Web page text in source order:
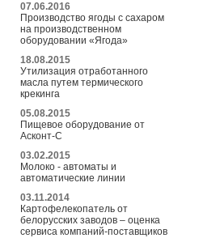
07.06.2016
Производство ягоды с сахаром
на производственном
оборудовании «Ягода»
18.08.2015
Утилизация отработанного
масла путем термического
крекинга
05.08.2015
Пищевое оборудование от
Асконт-С
03.02.2015
Молоко - автоматы и
автоматические линии
03.11.2014
Картофелекопатель от
белорусских заводов – оценка
сервиса компаний-поставщиков